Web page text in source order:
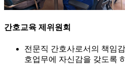
간호교육 제위원회
전문직 간호사로서의 책임
호업무에 자신감을 갖도록